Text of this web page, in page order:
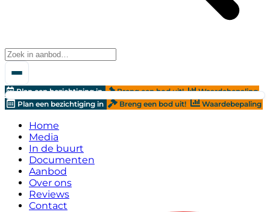
Plan een bezichtiging in Breng een bod uit!
Waardebepaling
Plan een bezichtiging in
Breng een bod uit! Waardebepaling
Home
Media
In de buurt
Documenten
Aanbod
Over ons
Reviews
Contact